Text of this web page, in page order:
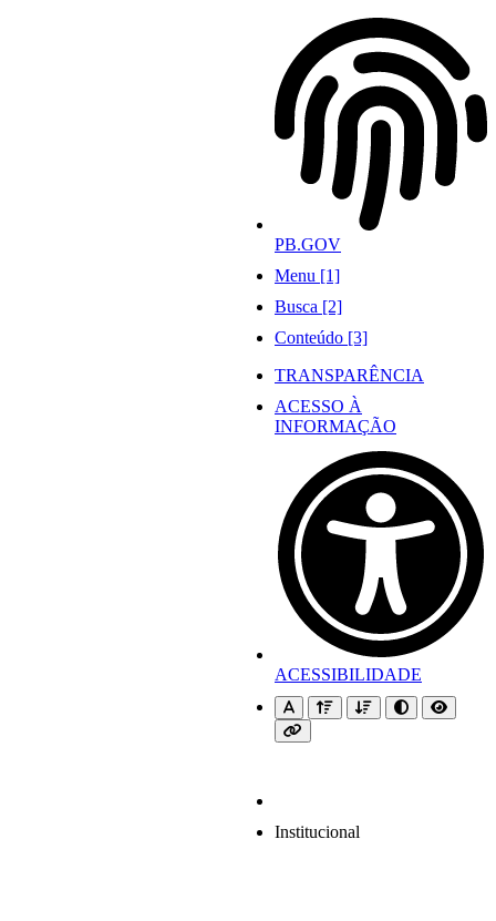
PB.GOV
Menu [1]
Busca [2]
Conteúdo [3]
TRANSPARÊNCIA
ACESSO À
INFORMAÇÃO
ACESSIBILIDADE
Institucional